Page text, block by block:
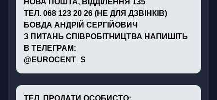
НОВА ПОШТА, ВІДДІЛЕННЯ 135
ТЕЛ. 068 123 20 26 (НЕ ДЛЯ ДЗВІНКІВ)
БОВДА АНДРІЙ СЕРГІЙОВИЧ
З ПИТАНЬ СПІВРОБІТНИЦТВА НАПИШІТЬ
В ТЕЛЕГРАМ:
@EUROCENT_S